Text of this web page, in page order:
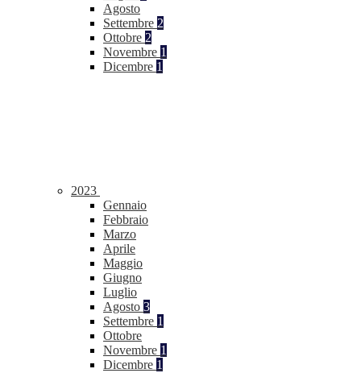
Agosto
Settembre 2
Ottobre 2
Novembre 1
Dicembre 1
2023
Gennaio
Febbraio
Marzo
Aprile
Maggio
Giugno
Luglio
Agosto 3
Settembre 1
Ottobre
Novembre 1
Dicembre 1